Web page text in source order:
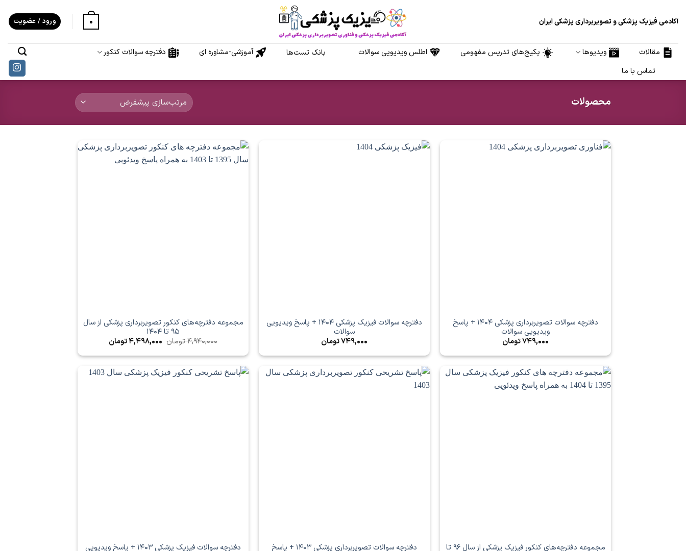
آکادمی فیزیک پزشکی و تصویربرداری پزشکی ایران 0 ورود / عضویت
مقالات ویدیوها پکیج‌های تدریس مفهومی اطلس ویدیویی سوالات بانک تست‌ها آموزشی-مشاوره ای
دفترچه سوالات کنکور
تماس با ما
محصولات
دفترچه سوالات تصویربرداری پزشکی 1404 + پاسخ
ویدیویی سوالات
749,000تومان
دفترچه سوالات فیزیک پزشکی 1404 + پاسخ ویدیویی
سوالات
749,000تومان
مجموعه دفترچه‌های کنکور تصویربرداری پزشکی از سال
95 تا 1404
4,940,000تومان قیمت
اصلی
4,940,000 تومان
4,498,000تومان
4,498,000 تومان
مجموعه دفترچه‌های کنکور فیزیک پزشکی از سال 96 تا
دفترچه سوالات تصویربرداری پزشکی 1403 + پاسخ
دفترچه سوالات فیزیک پزشکی 1403 + پاسخ ویدیویی